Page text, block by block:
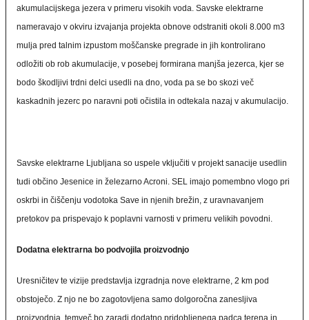
akumulacijskega jezera v primeru visokih voda. Savske elektrarne
nameravajo v okviru izvajanja projekta obnove odstraniti okoli 8.000 m3
mulja pred talnim izpustom moščanske pregrade in jih kontrolirano
odložiti ob rob akumulacije, v posebej formirana manjša jezerca, kjer se
bodo škodljivi trdni delci usedli na dno, voda pa se bo skozi več
kaskadnih jezerc po naravni poti očistila in odtekala nazaj v akumulacijo.
Savske elektrarne Ljubljana so uspele vključiti v projekt sanacije usedlin
tudi občino Jesenice in železarno Acroni. SEL imajo pomembno vlogo pri
oskrbi in čiščenju vodotoka Save in njenih brežin, z uravnavanjem
pretokov pa prispevajo k poplavni varnosti v primeru velikih povodni.
Dodatna elektrarna bo podvojila proizvodnjo
Uresničitev te vizije predstavlja izgradnja nove elektrarne, 2 km pod
obstoječo. Z njo ne bo zagotovljena samo dolgoročna zanesljiva
proizvodnja, temveč bo zaradi dodatno pridobljenega padca terena in